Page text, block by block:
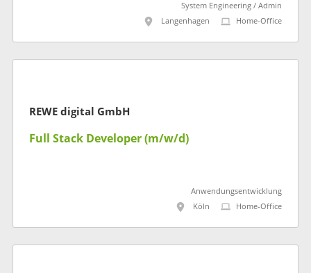
System Engineering / Admin
Langenhagen
Home-Office
REWE digital GmbH
Full Stack Developer (m/w/d)
Anwendungsentwicklung
Köln
Home-Office